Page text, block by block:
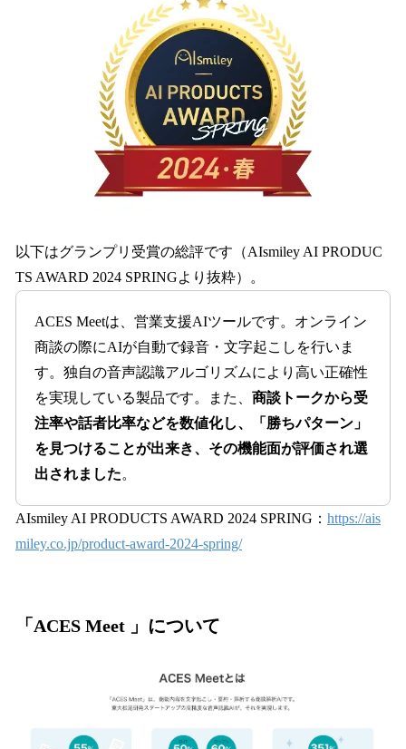
以下はグランプリ受賞の総評です（AIsmiley AI PRODUC
TS AWARD 2024 SPRINGより抜粋）。
ACES Meetは、営業支援AIツールです。オンライン
商談の際にAIが自動で録音・文字起こしを行いま
す。独自の音声認識アルゴリズムにより高い正確性
を実現している製品です。また、 商談トークから受
注率や話者比率などを数値化し、「勝ちパターン」
を見つけることが出来き、その機能面が評価され選
出されました。
AIsmiley AI PRODUCTS AWARD 2024 SPRING： https://ais
miley.co.jp/product-award-2024-spring/
「ACES Meet 」について